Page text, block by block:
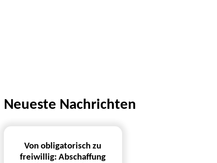
Neueste Nachrichten
Von obligatorisch zu
freiwillig: Abschaffung